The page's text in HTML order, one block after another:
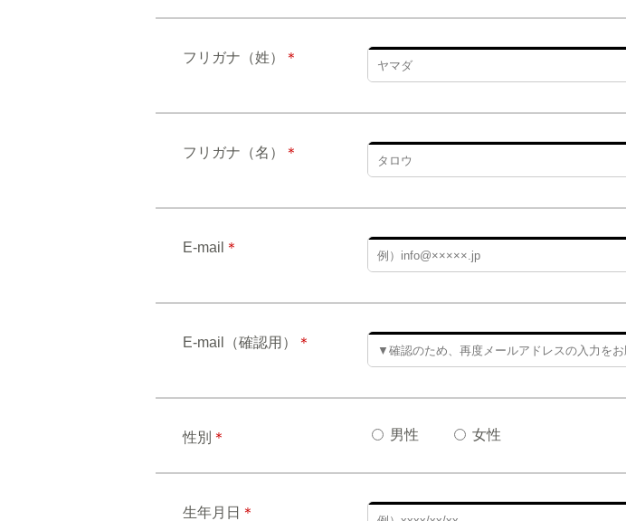
フリガナ（姓） ＊
フリガナ（名） ＊
E-mail ＊
E-mail（確認用） ＊
性別 ＊ 男性 女性
生年月日 ＊